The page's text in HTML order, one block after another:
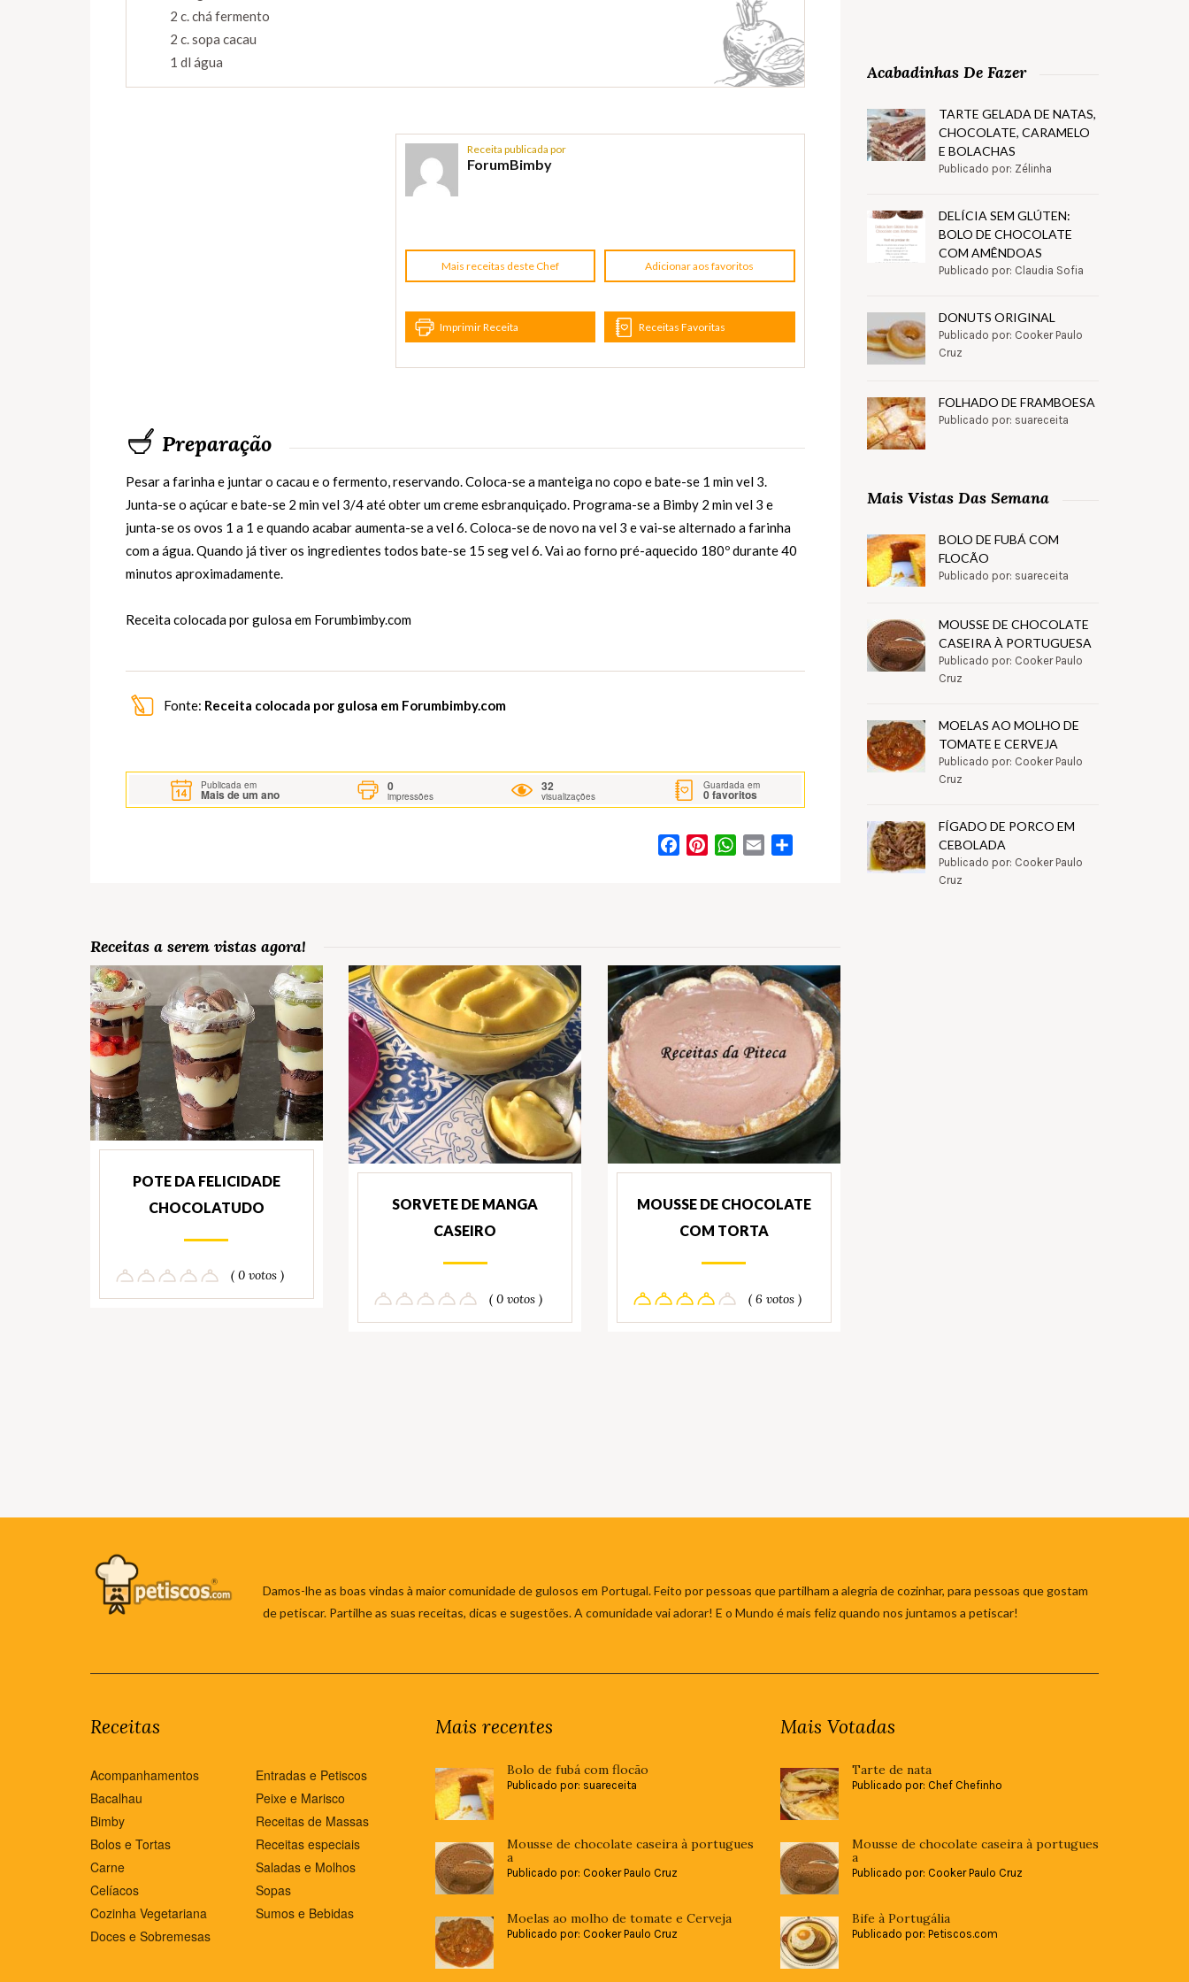
2 c. chá fermento
2 c. sopa cacau
1 dl água
Receita publicada por
ForumBimby
Mais receitas deste Chef Adicionar aos favoritos
Imprimir Receita Receitas Favoritas
Preparação
Pesar a farinha e juntar o cacau e o fermento, reservando. Coloca-se a manteiga no copo e bate-se 1 min vel 3.
Junta-se o açúcar e bate-se 2 min vel 3/4 até obter um creme esbranquiçado. Programa-se a Bimby 2 min vel 3 e
junta-se os ovos 1 a 1 e quando acabar aumenta-se a vel 6. Coloca-se de novo na vel 3 e vai-se alternado a farinha
com a água. Quando já tiver os ingredientes todos bate-se 15 seg vel 6. Vai ao forno pré-aquecido 180º durante 40
minutos aproximadamente.
Receita colocada por gulosa em Forumbimby.com
Fonte: Receita colocada por gulosa em Forumbimby.com
Publicada em
Mais de um ano
0
impressões
32
visualizações
Guardada em
0favoritos
FacebookPinterestWhatsApp
Email
Receitas a serem vistas agora!
POTE DA FELICIDADE
CHOCOLATUDO
( 0 votos )
SORVETE DE MANGA
CASEIRO
( 0 votos )
MOUSSE DE CHOCOLATE
COM TORTA
( 6 votos )
Acabadinhas De Fazer
TARTE GELADA DE NATAS,
CHOCOLATE, CARAMELO
E BOLACHAS
Publicado por: Zélinha
DELÍCIA SEM GLÚTEN:
BOLO DE CHOCOLATE
COM AMÊNDOAS
Publicado por: Claudia Sofia
DONUTS ORIGINAL
Publicado por: Cooker Paulo
Cruz
FOLHADO DE FRAMBOESA
Publicado por: suareceita
Mais Vistas Das Semana
BOLO DE FUBÁ COM
FLOCÃO
Publicado por: suareceita
MOUSSE DE CHOCOLATE
CASEIRA À PORTUGUESA
Publicado por: Cooker Paulo
Cruz
MOELAS AO MOLHO DE
TOMATE E CERVEJA
Publicado por: Cooker Paulo
Cruz
FÍGADO DE PORCO EM
CEBOLADA
Publicado por: Cooker Paulo
Cruz
Damos-lhe as boas vindas à maior comunidade de gulosos em Portugal. Feito por pessoas que partilham a alegria de cozinhar, para pessoas que gostam
de petiscar. Partilhe as suas receitas, dicas e sugestões. A comunidade vai adorar! E o Mundo é mais feliz quando nos juntamos a petiscar!
Receitas
Acompanhamentos
Bacalhau
Bimby
Bolos e Tortas
Carne
Celíacos
Cozinha Vegetariana
Doces e Sobremesas
Entradas e Petiscos
Peixe e Marisco
Receitas de Massas
Receitas especiais
Saladas e Molhos
Sopas
Sumos e Bebidas
Mais recentes
Bolo de fubá com flocão
Publicado por: suareceita
Mousse de chocolate caseira à portugues
a
Publicado por: Cooker Paulo Cruz
Moelas ao molho de tomate e Cerveja
Publicado por: Cooker Paulo Cruz
Mais Votadas
Tarte de nata
Publicado por: Chef Chefinho
Mousse de chocolate caseira à portugues
a
Publicado por: Cooker Paulo Cruz
Bife à Portugália
Publicado por: Petiscos.com